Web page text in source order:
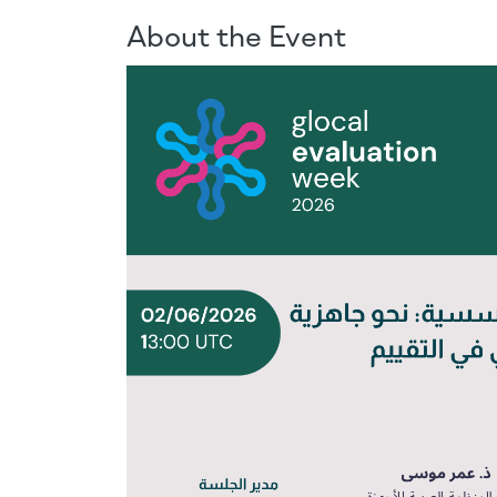
About the Event